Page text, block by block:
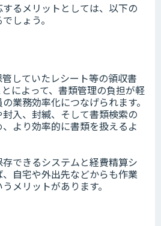
るメリットとしては、以下の
しょう。
していたレシート等の領収書
によって、書類管理の負担が軽
業務効率化につなげられます。
入、封緘、そして書類検索の
より効率的に書類を扱えるよ
できるシステムと経費精算シ
自宅や外出先などからも作業
メリットがあります。